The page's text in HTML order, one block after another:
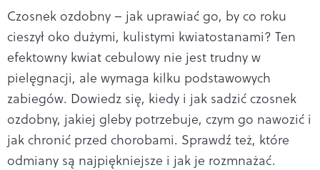
Czosnek ozdobny – jak uprawiać go, by co roku
cieszył oko dużymi, kulistymi kwiatostanami? Ten
efektowny kwiat cebulowy nie jest trudny w
pielęgnacji, ale wymaga kilku podstawowych
zabiegów. Dowiedz się, kiedy i jak sadzić czosnek
ozdobny, jakiej gleby potrzebuje, czym go nawozić i
jak chronić przed chorobami. Sprawdź też, które
odmiany są najpiękniejsze i jak je rozmnażać.